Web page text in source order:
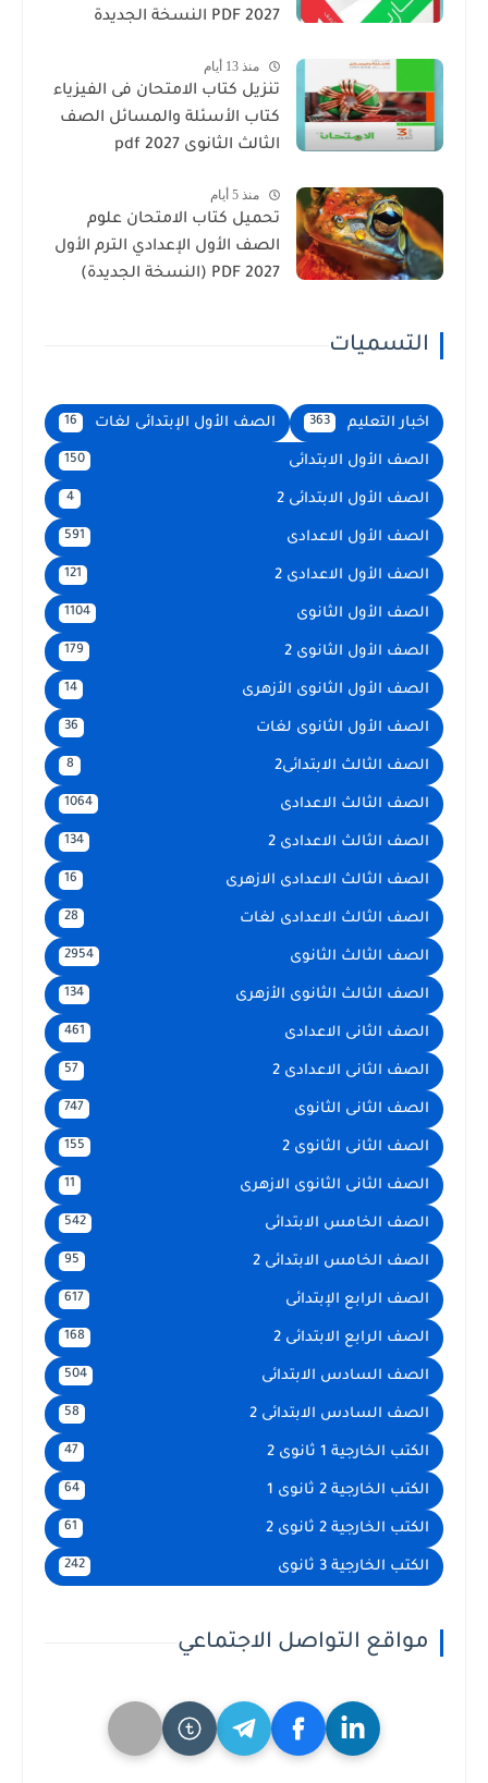
2027 PDF النسخة الجديدة
منذ 13 أيام
تنزيل كتاب الامتحان فى الفيزياء
كتاب الأسئلة والمسائل الصف
الثالث الثانوى 2027 pdf
منذ 5 أيام
تحميل كتاب الامتحان علوم
الصف الأول الإعدادي الترم الأول
2027 PDF (النسخة الجديدة)
التسميات
اخبار التعليم 363 الصف الأول الإبتدائى لغات 16
الصف الأول الابتدائى 150
الصف الأول الابتدائى 2 4
الصف الأول الاعدادى 591
الصف الأول الاعدادى 2 121
الصف الأول الثانوى 1104
الصف الأول الثانوى 2 179
الصف الأول الثانوى الأزهرى 14
الصف الأول الثانوى لغات 36
الصف الثالث الابتدائى2 8
الصف الثالث الاعدادى 1064
الصف الثالث الاعدادى 2 134
الصف الثالث الاعدادى الازهرى 16
الصف الثالث الاعدادى لغات 28
الصف الثالث الثانوى 2954
الصف الثالث الثانوى الأزهرى 134
الصف الثانى الاعدادى 461
الصف الثانى الاعدادى 2 57
الصف الثانى الثانوى 747
الصف الثانى الثانوى 2 155
الصف الثانى الثانوى الازهرى 11
الصف الخامس الابتدائى 542
الصف الخامس الابتدائى 2 95
الصف الرابع الإبتدائى 617
الصف الرابع الابتدائى 2 168
الصف السادس الابتدائى 504
الصف السادس الابتدائى 2 58
الكتب الخارجية 1 ثانوى 2 47
الكتب الخارجية 2 ثانوى 1 64
الكتب الخارجية 2 ثانوى 2 61
الكتب الخارجية 3 ثانوى 242
مواقع التواصل الاجتماعي